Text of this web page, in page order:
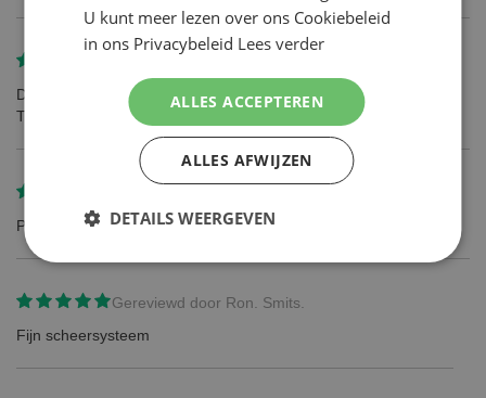
Dit product is een stuk beter en scheert gladder dan de Gilette
Turbo Mach 3 die ik voorheen gebruikte.
Prima kwaliteit tegen goede heel prijs
Gereviewd door Ron. Smits.
Fijn scheersysteem
U kunt meer lezen over ons Cookiebeleid
in ons Privacybeleid Lees verder
ALLES ACCEPTEREN
ALLES AFWIJZEN
DETAILS WEERGEVEN